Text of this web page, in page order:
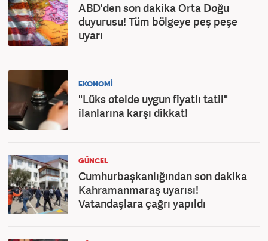
ABD'den son dakika Orta Doğu
duyurusu! Tüm bölgeye peş peşe
uyarı
EKONOMİ
"Lüks otelde uygun fiyatlı tatil"
ilanlarına karşı dikkat!
GÜNCEL
Cumhurbaşkanlığından son dakika
Kahramanmaraş uyarısı!
Vatandaşlara çağrı yapıldı